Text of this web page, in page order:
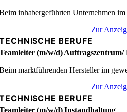
Beim inhabergeführten Unternehmen
Zur
TECHNISCHE BERUFE
Teamleiter (m/w/d) Auftragszentrum/
Beim marktführenden Hersteller im
Zur
TECHNISCHE BERUFE
Teamleiter (m/w/d) Instandhaltung